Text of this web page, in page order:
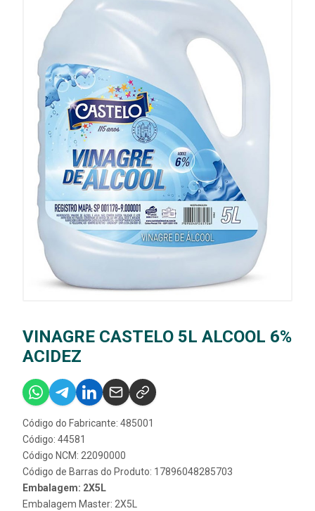
VINAGRE CASTELO 5L ALCOOL 6%
ACIDEZ
Código do Fabricante: 485001
Código: 44581
Código NCM: 22090000
Código de Barras do Produto: 17896048285703
Embalagem: 2X5L
Embalagem Master: 2X5L